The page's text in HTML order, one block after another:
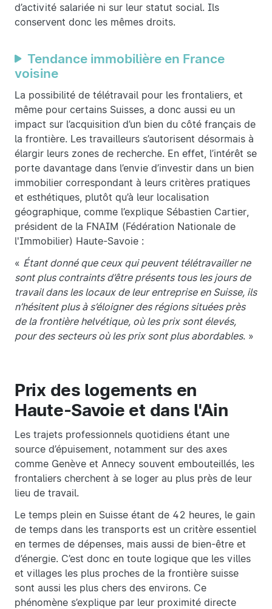
d’activité salariée ni sur leur statut social. Ils
conservent donc les mêmes droits.
Tendance immobilière en France
voisine
La possibilité de télétravail pour les frontaliers, et
même pour certains Suisses, a donc aussi eu un
impact sur l’acquisition d’un bien du côté français de
la frontière. Les travailleurs s’autorisent désormais à
élargir leurs zones de recherche. En effet, l’intérêt se
porte davantage dans l’envie d’investir dans un bien
immobilier correspondant à leurs critères pratiques
et esthétiques, plutôt qu’à leur localisation
géographique, comme l’explique Sébastien Cartier,
président de la FNAIM (Fédération Nationale de
l'Immobilier) Haute-Savoie :
« Étant donné que ceux qui peuvent télétravailler ne
sont plus contraints d’être présents tous les jours de
travail dans les locaux de leur entreprise en Suisse, ils
n’hésitent plus à s’éloigner des régions situées près
de la frontière helvétique, où les prix sont élevés,
pour des secteurs où les prix sont plus abordables. »
Prix des logements en
Haute-Savoie et dans l'Ain
Les trajets professionnels quotidiens étant une
source d’épuisement, notamment sur des axes
comme Genève et Annecy souvent embouteillés, les
frontaliers cherchent à se loger au plus près de leur
lieu de travail.
Le temps plein en Suisse étant de 42 heures, le gain
de temps dans les transports est un critère essentiel
en termes de dépenses, mais aussi de bien-être et
d’énergie. C’est donc en toute logique que les villes
et villages les plus proches de la frontière suisse
sont aussi les plus chers des environs. Ce
phénomène s’explique par leur proximité directe